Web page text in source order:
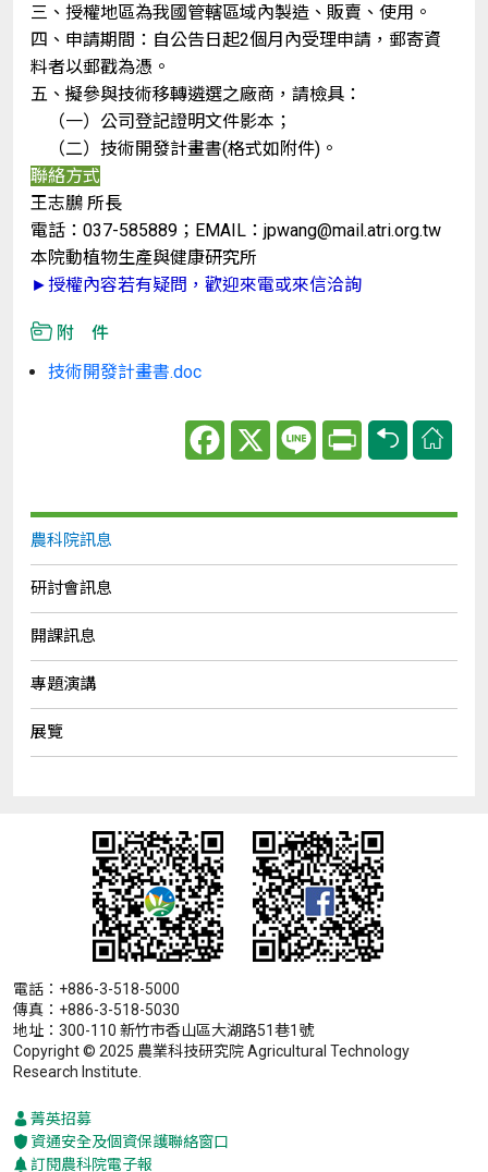
三、授權地區為我國管轄區域內製造、販賣、使用。
四、申請期間：自公告日起2個月內受理申請，郵寄資
料者以郵戳為憑。
五、擬參與技術移轉遴選之廠商，請檢具：
（一）公司登記證明文件影本；
（二）技術開發計畫書(格式如附件)。
聯絡方式
王志鵬 所長
電話：037-585889；EMAIL：jpwang@mail.atri.org.tw
本院動植物生產與健康研究所
►授權內容若有疑問，歡迎來電或來信洽詢
附 件
技術開發計畫書.doc
農科院訊息
研討會訊息
開課訊息
專題演講
展覽
Facebook
X Line Print
電話：+886-3-518-5000
傳真：+886-3-518-5030
地址：300-110 新竹市香山區大湖路51巷1號
Copyright © 2025 農業科技研究院 Agricultural Technology
Research Institute.
菁英招募
資通安全及個資保護聯絡窗口
訂閱農科院電子報